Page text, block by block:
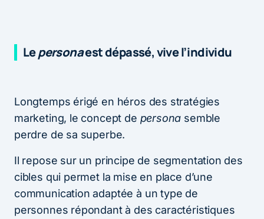
Lepersonaest dépassé, vive l’individu
Longtemps érigé en héros des stratégies
marketing, le concept de persona semble
perdre de sa superbe.
Il repose sur un principe de segmentation des
cibles qui permet la mise en place d’une
communication adaptée à un type de
personnes répondant à des caractéristiques